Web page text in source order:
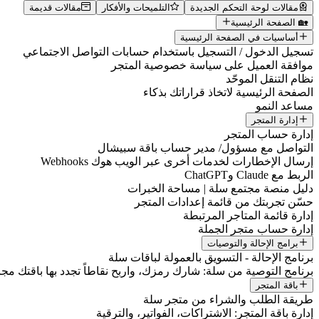
مقالات لوحة التحكم الجديدة التلميحات والأفكار
مقالات قديمة
🏡 الصفحة الرئيسية
أساسيات في الصفحة الرئيسية
تسجيل الدخول / التسجيل باستخدام حسابات التواصل الاجتماعي
موافقة العميل على سياسة خصوصية المتجر
نظام التنقل الموحّد
الصفحة الرئيسية لاتخاذ قراراتك بذكاء
مساعد النمو
إدارة المتجر
إدارة حساب المتجر
التواصل مع مسؤول/ مدير حساب باقة سبيشال
إرسال الإخطارات لخدمات أخرى عبر الويب هوك Webhooks
الربط مع Claude وChatGPT
دليل منصة مجتمع سلة | مساحة الخبرات
حسّن تجربتك من قائمة إعدادات المتجر
إدارة قائمة المتاجر المرتبطة
إدارة حساب متجر الجملة
برامج الإحالة والتوصيات
برنامج الإحالة - التسويق بالعمولة لباقات سلة
برنامج التوصية من سلة: شارك رمزك، واربح نقاطاً تجدد بها باقتك
باقة المتجر
طريقة الطلب والشراء من متجر سلة
إدارة باقة المتجر: الاشتراكات، الفواتير، والترقية